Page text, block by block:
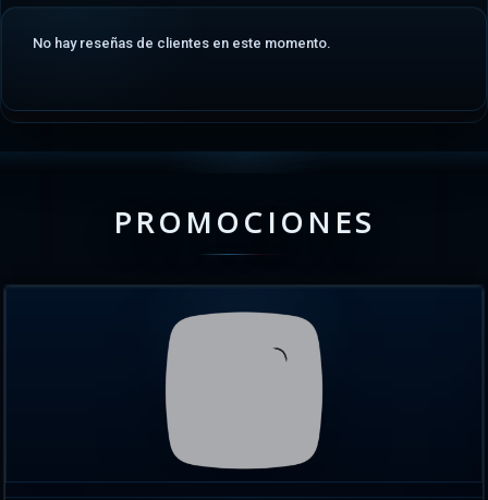
No hay reseñas de clientes en este momento.
PROMOCIONES